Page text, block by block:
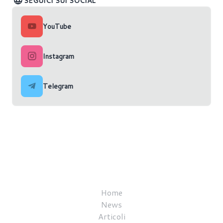
YouTube
Instagram
Telegram
Home
News
Articoli